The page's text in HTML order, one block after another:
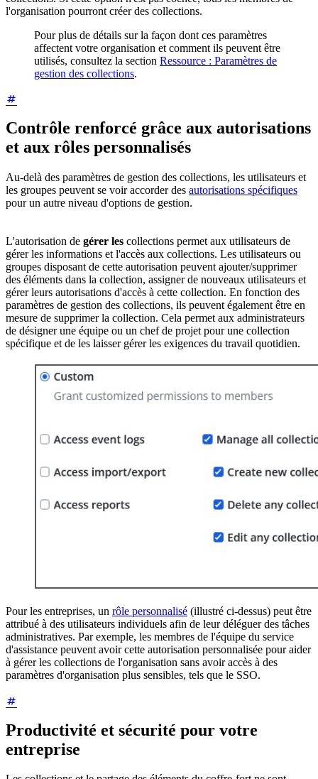
l'organisation pourront créer des collections.
Pour plus de détails sur la façon dont ces paramètres
affectent votre organisation et comment ils peuvent être
utilisés, consultez la section Ressource : Paramètres de
gestion des collections.
Contrôle renforcé grâce aux autorisations
et aux rôles personnalisés
Au-delà des paramètres de gestion des collections, les utilisateurs et
les groupes peuvent se voir accorder des autorisations spécifiques
pour un autre niveau d'options de gestion.
L'autorisation de gérer les collections permet aux utilisateurs de
gérer les informations et l'accès aux collections. Les utilisateurs ou
groupes disposant de cette autorisation peuvent ajouter/supprimer
des éléments dans la collection, assigner de nouveaux utilisateurs et
gérer leurs autorisations d'accès à cette collection. En fonction des
paramètres de gestion des collections, ils peuvent également être en
mesure de supprimer la collection. Cela permet aux administrateurs
de désigner une équipe ou un chef de projet pour une collection
spécifique et de les laisser gérer les exigences du travail quotidien.
Pour les entreprises, un rôle personnalisé (illustré ci-dessus) peut être
attribué à des utilisateurs individuels afin de leur déléguer des tâches
administratives. Par exemple, les membres de l'équipe du service
d'assistance peuvent avoir cette autorisation personnalisée pour aider
à gérer les collections de l'organisation sans avoir accès à des
paramètres d'organisation plus sensibles, tels que le SSO.
Productivité et sécurité pour votre
entreprise